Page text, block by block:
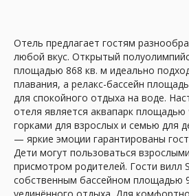
Отель предлагает гостям
любой вкус. Открытый
площадью 868 кв. м идеально
плавания, а релакс-бассейн
для спокойного отдыха на воде.
отеля является аквапарк
горками для взрослых и семью для
— яркие эмоции гарантированы
Дети могут пользоваться
присмотром родителей. Гости вилл
собственным бассейном площадью